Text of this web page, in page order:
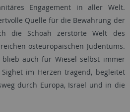
Engagement in aller Welt.
Quelle für die Bewahrung der
die Schoah zerstörte Welt des
osteuropäischen Judentums.
blieb auch für Wiesel selbst immer
im Herzen tragend, begleitet
durch Europa, Israel und in die